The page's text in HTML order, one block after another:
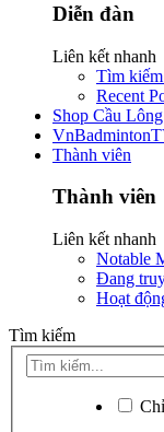
Diễn đàn
Liên kết nhanh
Tìm
Recent
Shop Cầu
Thành viên
Thành viên
Liên kết nhanh
Notable
Đang
Hoạt
Tìm kiếm